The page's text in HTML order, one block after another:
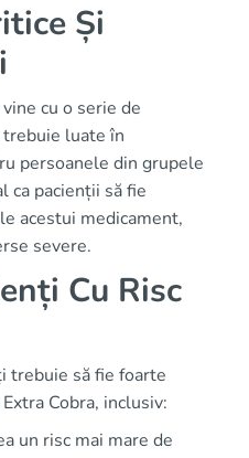
Și
cu o serie de
luate în
persoanele din grupele
ca pacienții să fie
acestui medicament,
severe.
Cu Risc
trebuie să fie foarte
Cobra, inclusiv:
un risc mai mare de